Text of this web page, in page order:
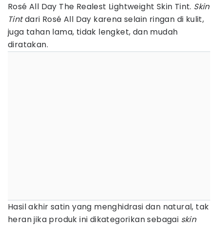
Rosé All Day The Realest Lightweight Skin Tint. Skin
Tintdari Rosé All Day karena selain ringan di kulit,
juga tahan lama, tidak lengket, dan mudah
diratakan.
Hasil akhir satin yang menghidrasi dan natural, tak
heran jika produk ini dikategorikan sebagai skin